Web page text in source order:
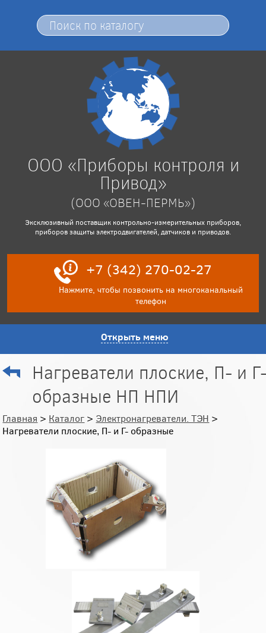
ООО «Приборы контроля и
Привод»
(ООО «ОВЕН-ПЕРМЬ»)
Эксклюзивный поставщик контрольно-измерительных приборов,
приборов защиты электродвигателей, датчиков и приводов.
+7 (342) 270-02-27
Нажмите, чтобы позвонить на многоканальный
телефон
Открыть меню
Нагреватели плоские, П- и
образные НП НПИ
Главная > Каталог > Электронагреватели. ТЭН >
Нагреватели плоские, П- и Г- образные